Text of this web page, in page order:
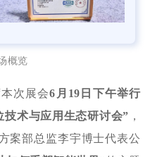
概览
次展会6月19日下午举行
技术与应用生态研讨会” ，
案部总监李宇博士代表公